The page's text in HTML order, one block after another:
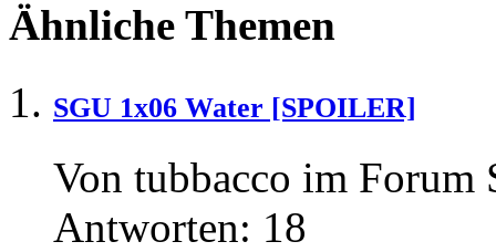
Ähnliche Themen
SGU 1x06 Water [SPOILER]
Von tubbacco im Forum
Antworten: 18